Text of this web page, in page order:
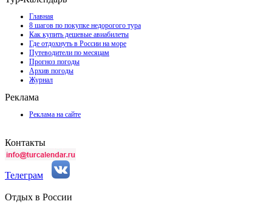
Главная
8 шагов по покупке недорогого тура
Как купить дешевые авиабилеты
Где отдохнуть в России на море
Путеводители по месяцам
Прогноз погоды
Архив погоды
Журнал
Реклама
Реклама на сайте
Контакты
Телеграм
Отдых в России